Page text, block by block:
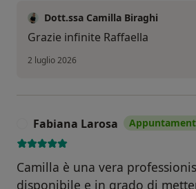
Dott.ssa Camilla Biraghi
Grazie infinite Raffaella
2 luglio 2026
Fabiana Larosa
Camilla è una vera
disponibile e in grado di